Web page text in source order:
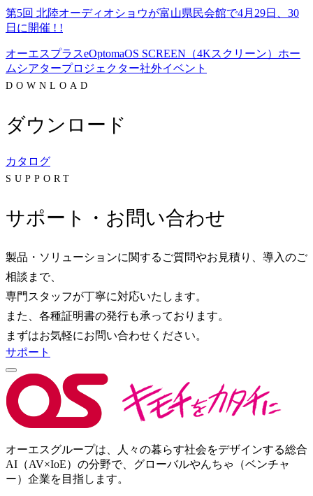
第5回 北陸オーディオショウが富山県民会館で4月29日、30
日に開催 ! !
オーエスプラスeOptomaOS SCREEN（4Kスクリーン） ホー
ムシアタープロジェクター社外イベント
DOWNLOAD
ダウンロード
カタログ
SUPPORT
サポート・お問い合わせ
製品・ソリューションに関するご質問やお見積り、導入のご
相談まで、
専門スタッフが丁寧に対応いたします。
また、各種証明書の発行も承っております。
まずはお気軽にお問い合わせください。
サポート
オーエスグループは、人々の暮らす社会をデザインする総合
AI（AV×IoE）の分野で、グローバルやんちゃ（ベンチャ
ー）企業を目指します。